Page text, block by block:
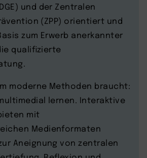
und der Zentralen
(ZPP) orientiert und
zum Erwerb anerkannter
qualifizierte
moderne Methoden braucht:
lernen. Interaktive
mit
Medienformaten
Aneignung von zentralen